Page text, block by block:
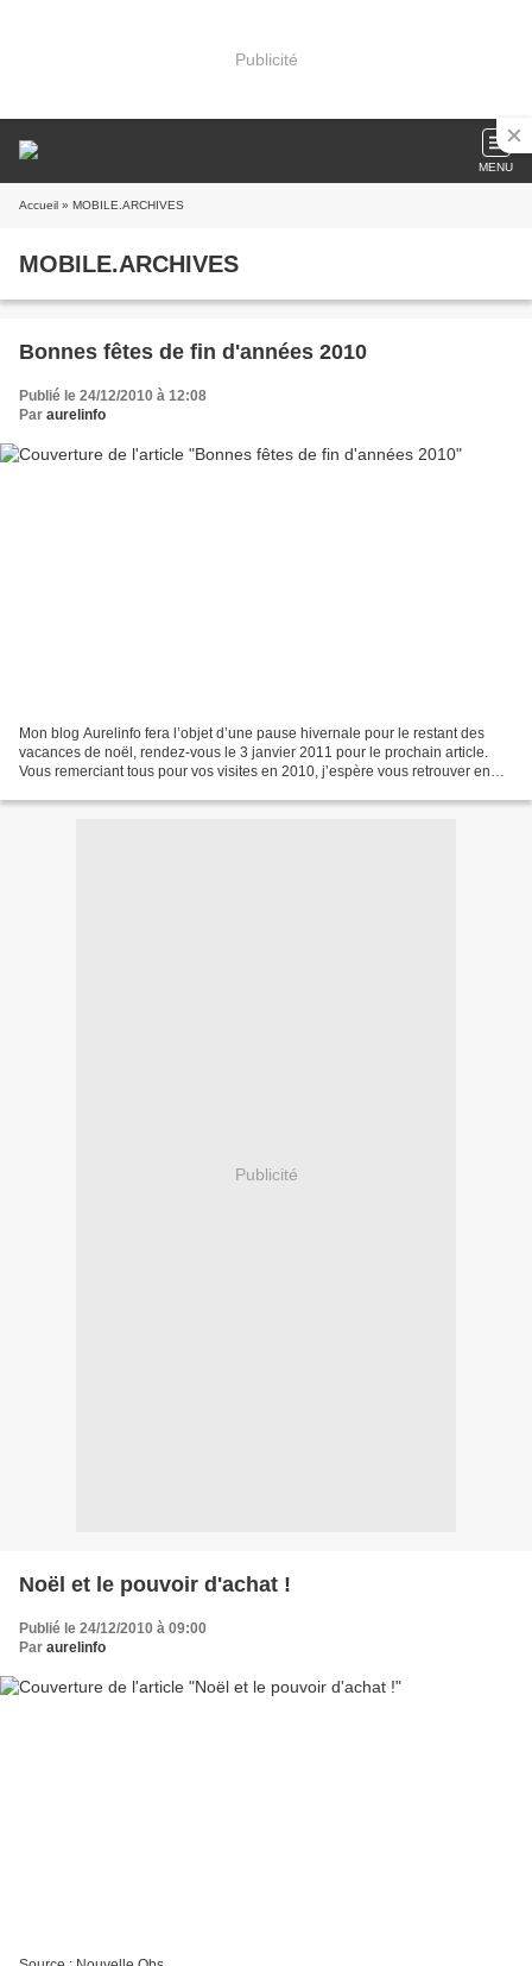
Publicité
MENU
Accueil » MOBILE.ARCHIVES
MOBILE.ARCHIVES
Bonnes fêtes de fin d'années 2010
Publié le 24/12/2010 à 12:08
Par aurelinfo
Mon blog Aurelinfo fera l’objet d’une pause hivernale pour le restant des
vacances de noël, rendez-vous le 3 janvier 2011 pour le prochain article.
Vous remerciant tous pour vos visites en 2010, j’espère vous retrouver en
Publicité
Noël et le pouvoir d'achat !
Publié le 24/12/2010 à 09:00
Par aurelinfo